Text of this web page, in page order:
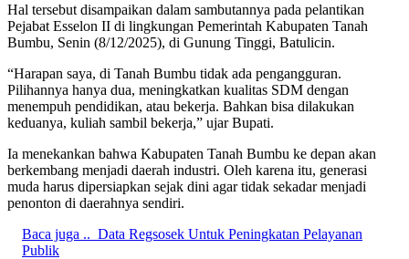
Hal tersebut disampaikan dalam sambutannya pada pelantikan
Pejabat Esselon II di lingkungan Pemerintah Kabupaten Tanah
Bumbu, Senin (8/12/2025), di Gunung Tinggi, Batulicin.
“Harapan saya, di Tanah Bumbu tidak ada pengangguran.
Pilihannya hanya dua, meningkatkan kualitas SDM dengan
menempuh pendidikan, atau bekerja. Bahkan bisa dilakukan
keduanya, kuliah sambil bekerja,” ujar Bupati.
Ia menekankan bahwa Kabupaten Tanah Bumbu ke depan akan
berkembang menjadi daerah industri. Oleh karena itu, generasi
muda harus dipersiapkan sejak dini agar tidak sekadar menjadi
penonton di daerahnya sendiri.
Baca juga .. Data Regsosek Untuk Peningkatan Pelayanan
Publik